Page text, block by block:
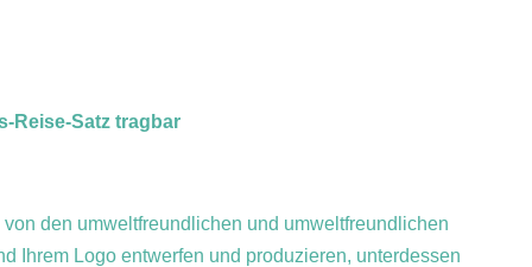
Reise-Satz tragbar
den umweltfreundlichen und umweltfreundlichen
Ihrem Logo entwerfen und produzieren, unterdessen